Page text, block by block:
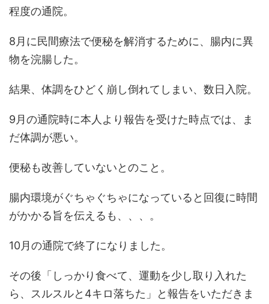
程度の通院。
8月に民間療法で便秘を解消するために、腸内に異
物を浣腸した。
結果、体調をひどく崩し倒れてしまい、数日入院。
9月の通院時に本人より報告を受けた時点では、ま
だ体調が悪い。
便秘も改善していないとのこと。
腸内環境がぐちゃぐちゃになっていると回復に時間
がかかる旨を伝えるも、、、。
10月の通院で終了になりました。
その後「しっかり食べて、運動を少し取り入れた
ら、スルスルと4キロ落ちた」と報告をいただきま